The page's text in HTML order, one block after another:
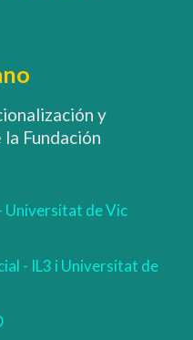
y
la Fundación
Universitat de Vic
- IL3 i Universitat de